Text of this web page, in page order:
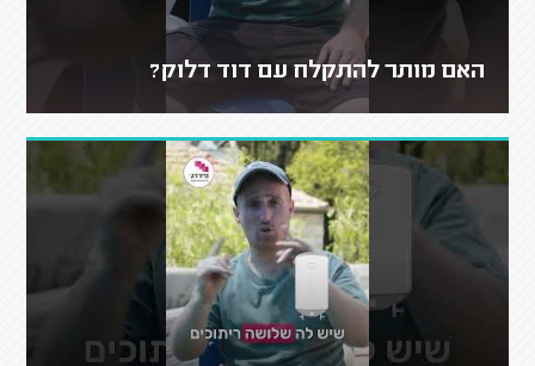
האם מותר להתקלח עם דוד דלוק?